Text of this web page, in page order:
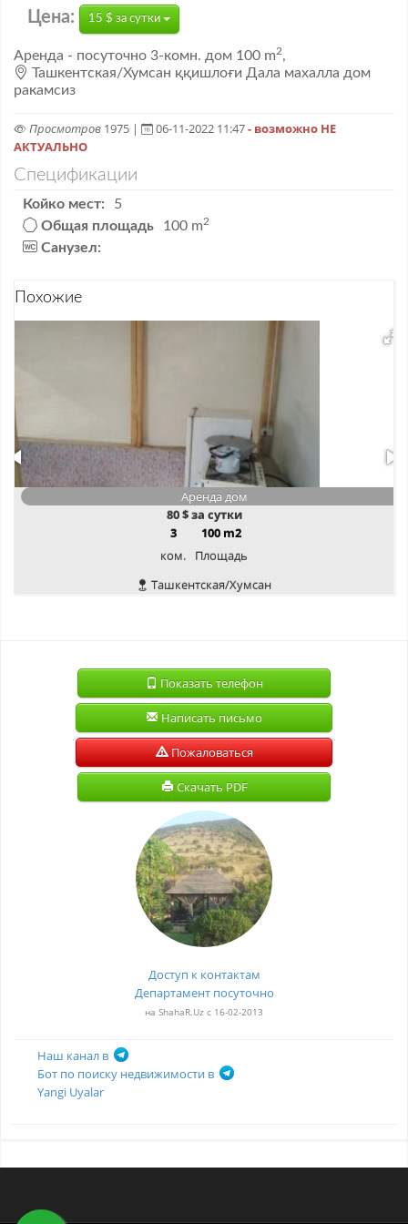
Цена: 15 $ за сутки
Аренда - посуточно 3-комн. дом 100 m2,
Ташкентская/Хумсан ққишлоғи Дала махалла дом
ракамсиз
Просмотров 1975 | 06-11-2022 11:47- возможно НЕ
АКТУАЛЬНО
Спецификации
Койко мест:
5
Общая площадь
100 m2
Санузел:
Похожие
Аренда дом
80$ за сутки
3
ком.
100 m2
Площадь
Ташкентская/Хумсан
Показать телефон
Написать письмо
Пожаловаться
Скачать PDF
Доступ к контактам
Департамент посуточно
на ShahaR.Uz с 16-02-2013
Наш канал в
Бот по поиску недвижимости в
Yangi Uyalar